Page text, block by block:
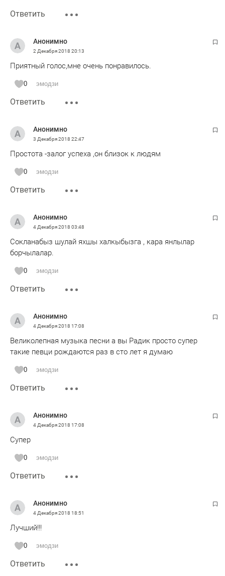
Ответить
Анонимно
2 Декабря 2018 20:13
Приятный голос,мне очень понравилось.
0 эмодзи
Ответить
Анонимно
3 Декабря 2018 22:47
Простота -залог успеха ,он близок к людям
0 эмодзи
Ответить
Анонимно
4 Декабря 2018 03:48
Сокланабыз шулай яхшы халкыбызга , кара янлылар
борчылалар.
0 эмодзи
Ответить
Анонимно
4 Декабря 2018 17:08
Великолепная музыка песни а вы Радик просто супер
такие певци рождаются раз в сто лет я думаю
0 эмодзи
Ответить
Анонимно
4 Декабря 2018 17:08
Супер
0 эмодзи
Ответить
Анонимно
4 Декабря 2018 18:51
Лучший!!!
0 эмодзи
Ответить